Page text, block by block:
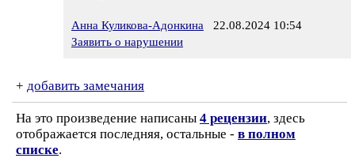
Анна Куликова-Адонкина 22.08.2024 10:54
Заявить о нарушении
+ добавить замечания
На это произведение написаны 4 рецензии, здесь
отображается последняя, остальные - в полном
списке.